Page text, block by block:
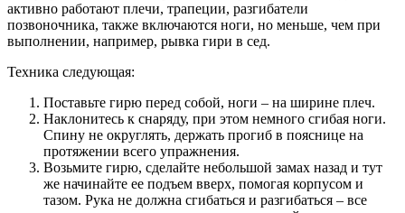
активно работают плечи, трапеции, разгибатели
позвоночника, также включаются ноги, но меньше, чем при
выполнении, например, рывка гири в сед.
Техника следующая:
Поставьте гирю перед собой, ноги – на ширине плеч.
Наклонитесь к снаряду, при этом немного сгибая ноги.
Спину не округлять, держать прогиб в пояснице на
протяжении всего упражнения.
Возьмите гирю, сделайте небольшой замах назад и тут
же начинайте ее подъем вверх, помогая корпусом и
тазом. Рука не должна сгибаться и разгибаться – все